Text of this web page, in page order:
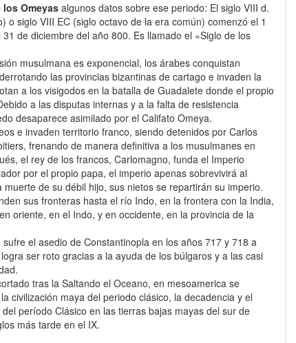
Omeyasalgunos datos sobre ese periodo: El siglo VIII d.
o siglo VIII EC (siglo octavo de la era común) comenzó el 1
de diciembre del año 800. Es llamado el «Siglo de los
musulmana es exponencial, los árabes conquistan
las provincias bizantinas de cartago e invaden la
a los visigodos en la batalla de Guadalete donde el propio
a las disputas internas y a la falta de resistencia
desaparece asimilado por el Califato Omeya.
e invaden territorio franco, siendo detenidos por Carlos
frenando de manera definitiva a los musulmanes en
el rey de los francos, Carlomagno, funda el Imperio
por el propio papa, el imperio apenas sobrevivirá al
de su débil hijo, sus nietos se repartirán su imperio.
sus fronteras hasta el río Indo, en la frontera con la India,
oriente, en el Indo, y en occidente, en la provincia de la
el asedio de Constantinopla en los años 717 y 718 a
ser roto gracias a la ayuda de los búlgaros y a las casi
tras la Saltando el Oceano, en mesoamerica se
civilización maya del periodo clásico, la decadencia y el
período Clásico en las tierras bajas mayas del sur de
más tarde en el IX.